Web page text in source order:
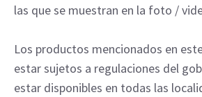
las que se muestran en la foto /
Los productos mencionados en
estar sujetos a regulaciones del
estar disponibles en todas las